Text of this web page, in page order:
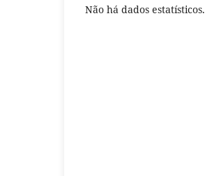
Não há dados estatísticos.